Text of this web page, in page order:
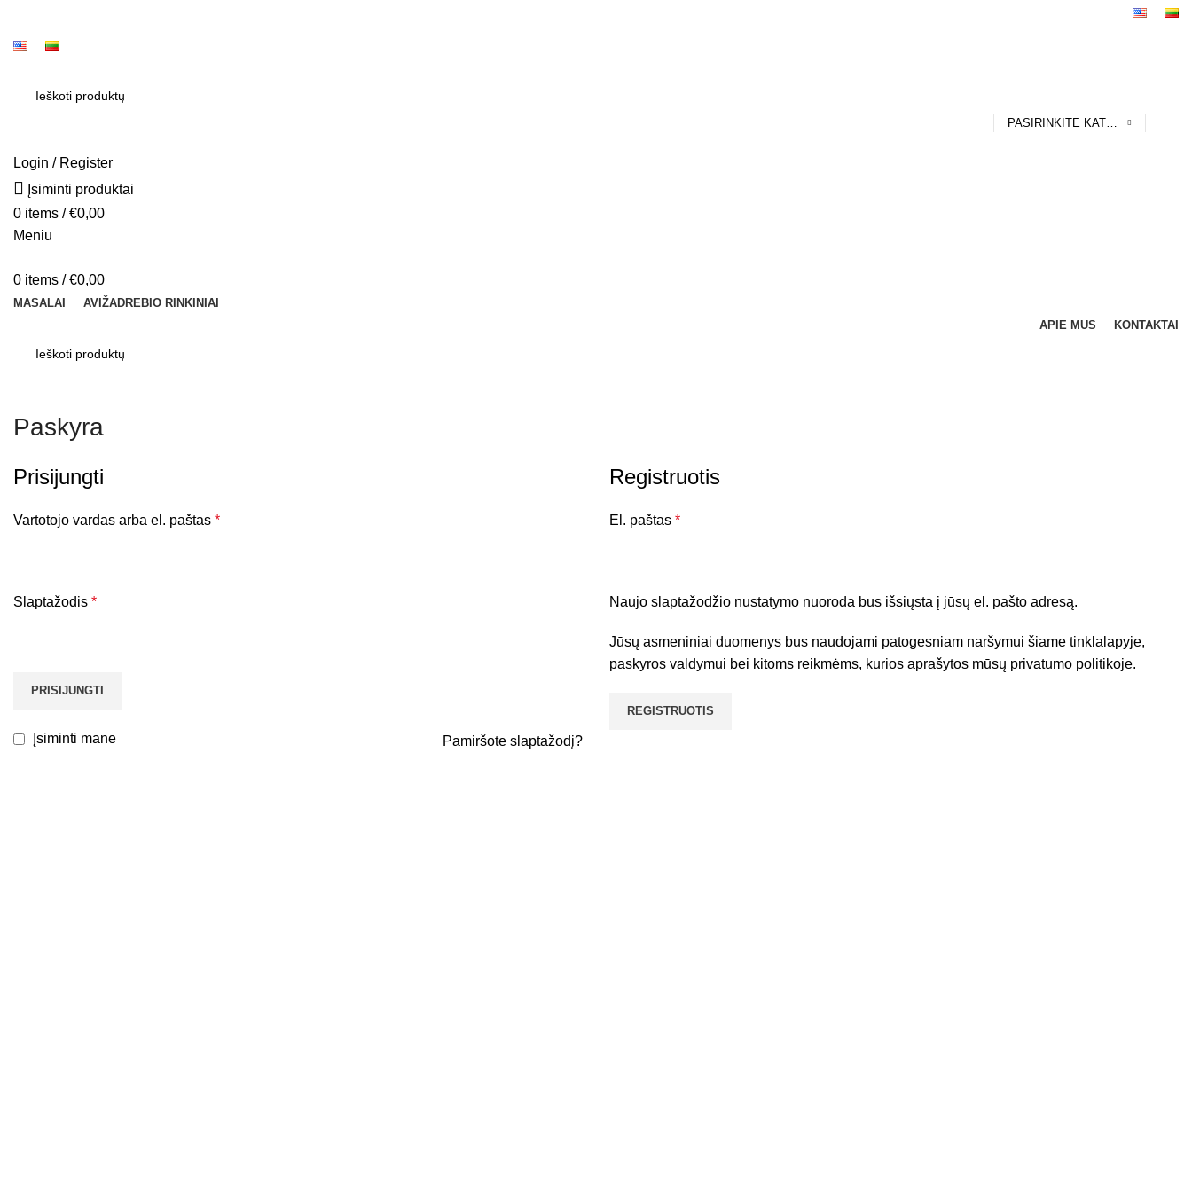
PASIRINKITE KATEGORIJĄ
Login / Register
Įsiminti produktai
0 items / €0,00
Meniu
0 items / €0,00
MASALAI
AVIŽADREBIO RINKINIAI
APIE MUS
KONTAKTAI
Paskyra
Prisijungti
Vartotojo vardas arba el. paštas *
Slaptažodis *
PRISIJUNGTI
Pamiršote slaptažodį?
Įsiminti mane
Registruotis
El. paštas *
Naujo slaptažodžio nustatymo nuoroda bus išsiųsta į jūsų el. pašto adresą.
Jūsų asmeniniai duomenys bus naudojami patogesniam naršymui šiame tinklalapyje,
paskyros valdymui bei kitoms reikmėms, kurios aprašytos mūsų privatumo politikoje.
REGISTRUOTIS